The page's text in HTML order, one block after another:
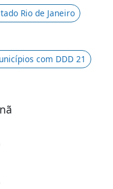
Rio de Janeiro
com DDD 21